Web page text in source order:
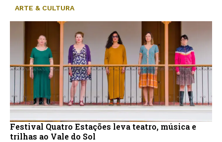
ARTE & CULTURA
Festival Quatro Estações leva teatro, música e
trilhas ao Vale do Sol